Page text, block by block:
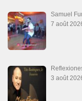
Ya No Te
22 juillet
Macho
18 juillet